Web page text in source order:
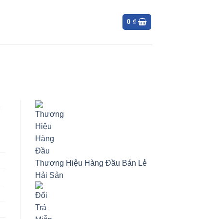
0 ₫
Thương Hiệu Hàng Đầu Bán Lẻ
Hải Sản